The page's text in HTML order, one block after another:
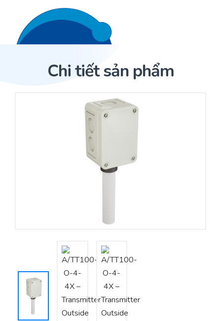
Trang Chủ
Nhà phân phối cảm biến
Tư vấn – Thiết kế – Cung cấp thiết bị HVAC
Tư vấn thiết kế, thi công tủ điều khiển
Thi công – Lắp đặt hệ thống HVAC
Chi tiết sản phẩm
Sản phẩm